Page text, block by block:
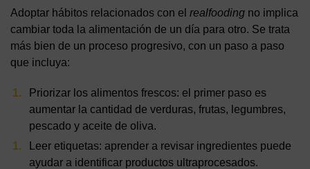
Adoptar hábitos relacionados con el realfooding no implica
cambiar toda la alimentación de un día para otro. Se trata
más bien de un proceso progresivo, con un paso a paso
que incluya:
Priorizar los alimentos frescos: el primer paso es
aumentar la cantidad de verduras, frutas, legumbres,
pescado y aceite de oliva.
Leer etiquetas: aprender a revisar ingredientes puede
ayudar a identificar productos ultraprocesados.